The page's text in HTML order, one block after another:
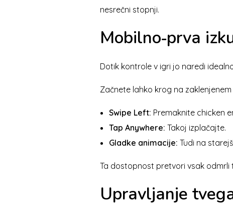
nesrečni stopnji.
Mobilno‑prva
Dotik kontrole v igri jo naredi
Začnete lahko krog na
Swipe Left: Premaknite chicken
Tap Anywhere: Takoj izplačajte.
Gladke animacije: Tudi na
Ta dostopnost pretvori vsak
Upravljanje